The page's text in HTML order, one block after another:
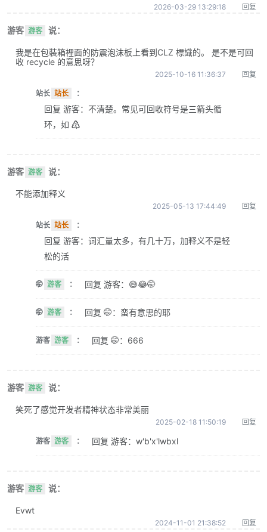
2026-03-29 13:29:18 回复
游客 游客 说：
我是在包裝箱裡面的防震泡沫板上看到CLZ 標識的。 是不是可回
收 recycle 的意思呀？
2025-10-16 11:36:37 回复
站长 站长 ：
回复 游客：不清楚。常见可回收符号是三箭头循
环，如 ♴
游客 游客 说：
不能添加释义
2025-05-13 17:44:49 回复
站长 站长 ：
回复 游客：词汇量太多，有几十万，加释义不是轻
松的活
🤭 游客 ： 回复 游客：😅😂🤭
🤭 游客 ： 回复 🤭：蛮有意思的耶
游客 游客 ： 回复 🤭：666
游客 游客 说：
笑死了感觉开发者精神状态非常美丽
2025-02-18 11:50:19 回复
游客 游客 ： 回复 游客：w'b'x'lwbxl
游客 游客 说：
Evwt
2024-11-01 21:38:52 回复